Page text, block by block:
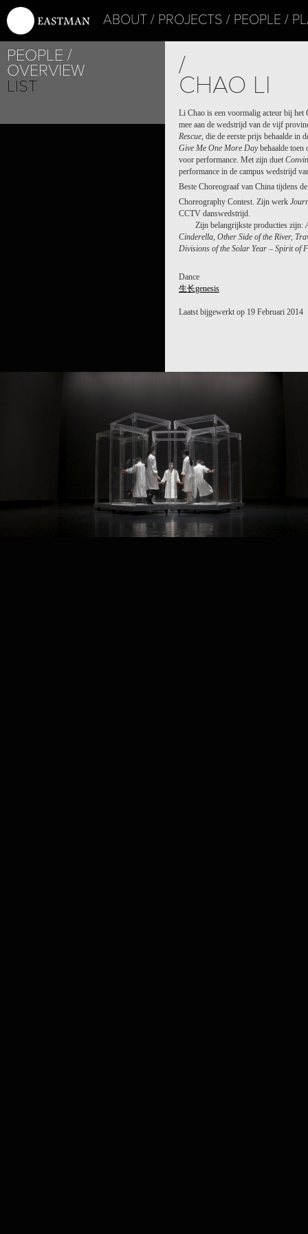
ABOUT PROJECTS PEOPLE
PEOPLE
OVERVIEW
LIST
/
CHAO LI
Li Chao is een voormalig acteur bij
mee aan de wedstrijd van de vijf
Rescue, die de eerste prijs behaalde in
Give Me One More Daybehaalde toen
voor performance. Met zijn duet
performance in de campus wedstrijd
Beste Choreograaf van China tijdens
Choreography Contest. Zijn werk
CCTV danswedstrijd.
Zijn belangrijkste producties zijn:
Cinderella, Other Side of the River,
Divisions of the Solar Year – Spirit of
Dance
生长genesis
Laatst bijgewerkt op 19 Februari 2014